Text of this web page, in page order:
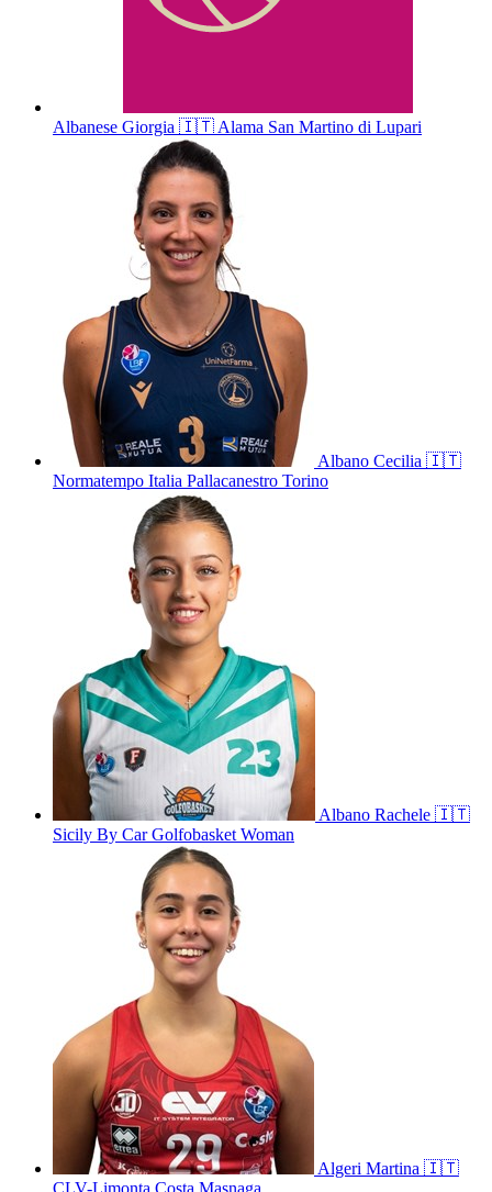
Albanese Giorgia 🇮🇹Alama San Martino di Lupari
Albano Cecilia 🇮🇹
Normatempo Italia Pallacanestro Torino
Albano Rachele 🇮🇹
Sicily By Car Golfobasket Woman
Algeri Martina 🇮🇹